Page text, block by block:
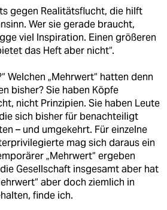
gegen Realitätsflucht, die hilft
Wer sie gerade braucht,
viel Inspiration. Einen größeren
das Heft aber nicht“.
Welchen „Mehrwert“ hatten denn
bisher? Sie haben Köpfe
nicht Prinzipien. Sie haben Leute
sich bisher für benachteiligt
– und umgekehrt. Für einzelne
mag sich daraus ein
„Mehrwert“ ergeben
Gesellschaft insgesamt aber hat
aber doch ziemlich in
finde ich.